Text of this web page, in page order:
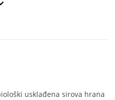
usklađena sirova hrana